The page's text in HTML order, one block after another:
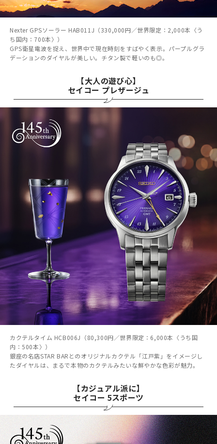
Nexter GPSソーラー HAB011J（330,000円／世界限定：2,000本〈う
ち国内：700本〉）
GPS衛星電波を捉え、世界中で現在時刻をすばやく表示。パープルグラ
デーションのダイヤルが美しい。チタン製で軽いのも◎。
【大人の遊び心】
セイコー プレザージュ
カクテルタイム HCB006J（80,300円／世界限定：6,000本〈うち国
内：500本〉）
銀座の名店STAR BARとのオリジナルカクテル「江戸紫」をイメージし
たダイヤルは、まるで本物のカクテルみたいな鮮やかな色彩が魅力。
【カジュアル派に】
セイコー 5スポーツ